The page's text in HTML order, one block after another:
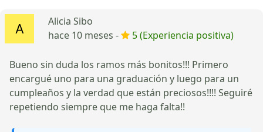
Alicia Sibo
hace 10 meses -
5 (Experiencia positiva)
Bueno sin duda los ramos más bonitos!!! Primero
encargué uno para una graduación y luego para un
cumpleaños y la verdad que están preciosos!!!! Seguiré
repetiendo siempre que me haga falta!!